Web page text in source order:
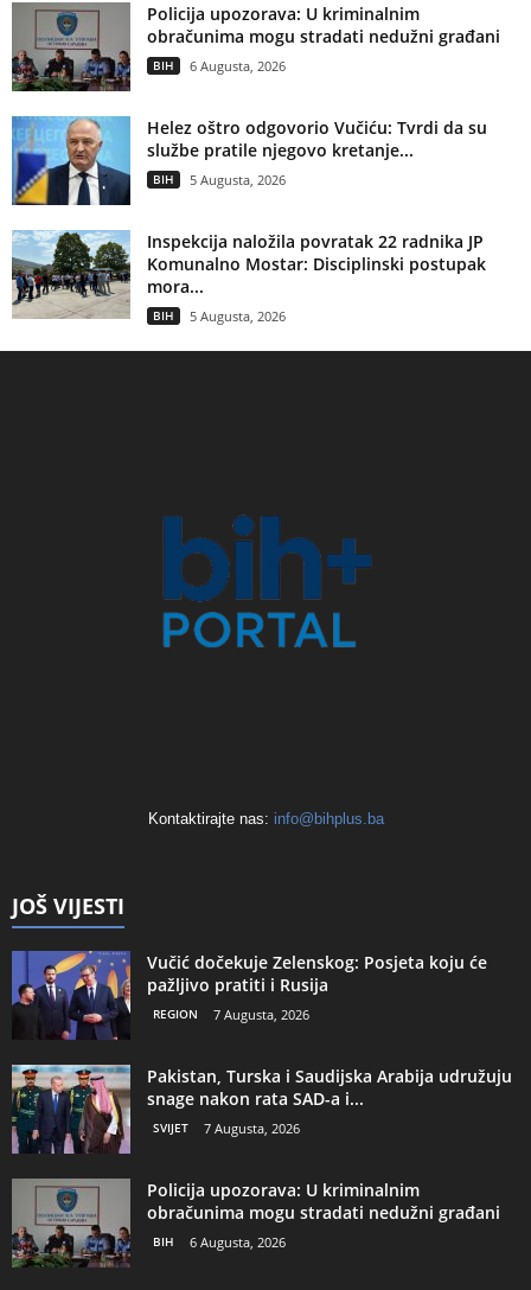
Policija upozorava: U kriminalnim
obračunima mogu stradati nedužni građani
BIH 6 Augusta, 2026
Helez oštro odgovorio Vučiću: Tvrdi da su
službe pratile njegovo kretanje...
BIH 5 Augusta, 2026
Inspekcija naložila povratak 22 radnika JP
Komunalno Mostar: Disciplinski postupak
mora...
BIH 5 Augusta, 2026
Kontaktirajte nas: info@bihplus.ba
JOŠ VIJESTI
Vučić dočekuje Zelenskog: Posjeta koju će
pažljivo pratiti i Rusija
REGION 7 Augusta, 2026
Pakistan, Turska i Saudijska Arabija udružuju
snage nakon rata SAD-a i...
SVIJET 7 Augusta, 2026
Policija upozorava: U kriminalnim
obračunima mogu stradati nedužni građani
BIH 6 Augusta, 2026